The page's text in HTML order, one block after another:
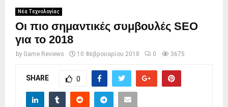
Νέα Τεχνολογίας
Οι πιο σημαντικές συμβουλές SEO
για το 2018
by Game Reviews 10 Φεβρουαρίου 2018 0 3675
SHARE 0